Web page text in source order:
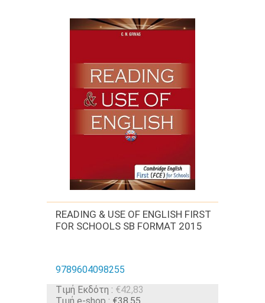
READING & USE OF ENGLISH FIRST
FOR SCHOOLS SB FORMAT 2015
9789604098255
Tιμή Εκδότη : €42,83